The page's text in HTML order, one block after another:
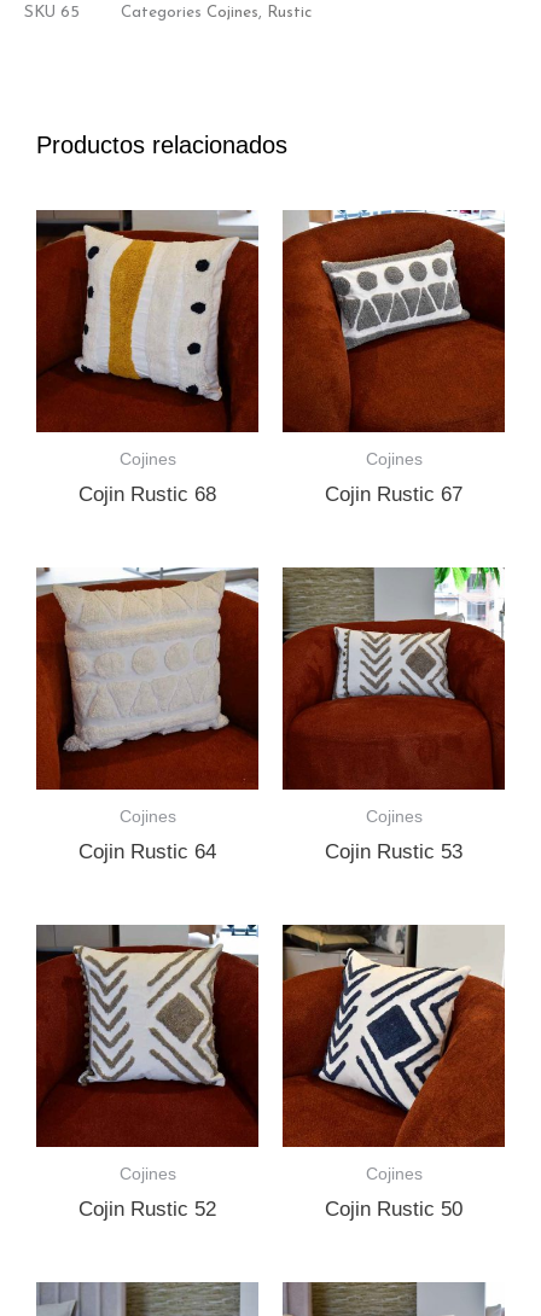
SKU 65 Categories Cojines, Rustic
Productos relacionados
Cojines
Cojin Rustic 68
Cojines
Cojin Rustic 67
Cojines
Cojin Rustic 64
Cojines
Cojin Rustic 53
Cojines
Cojin Rustic 52
Cojines
Cojin Rustic 50